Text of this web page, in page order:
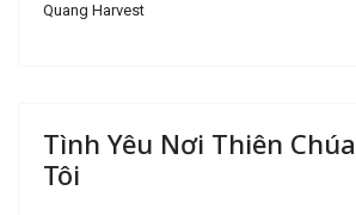
Quang Harvest
Tình Yêu Nơi Thiên
Tôi